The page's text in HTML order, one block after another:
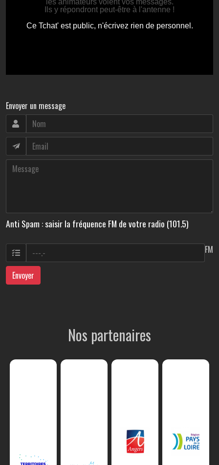
Envoyer un message
Anti Spam : saisir la fréquence FM de votre radio (101.5)
FM
Envoyer
Nos partenaires